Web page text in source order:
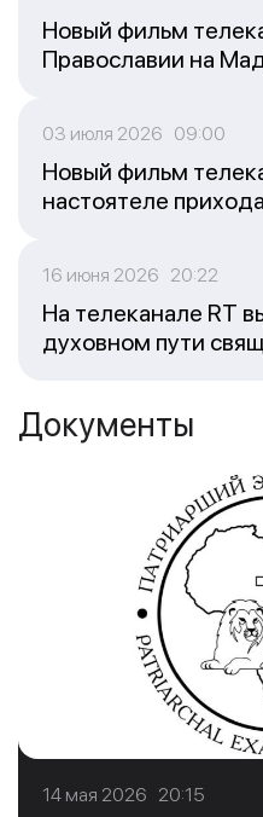
Новый фильм
Православии на
03 июля 2026 09:00
Новый фильм
настоятеле
16 июня 2026 20:22
На телеканале RT
духовном пути
Документы
14 мая 2026 20:15